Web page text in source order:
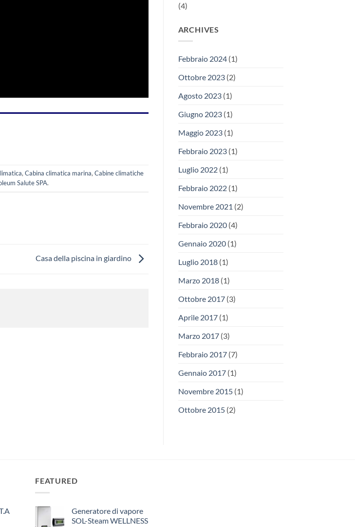
,Cabina climatica marina,Cabine climatiche
Salute SPA.
Casa della piscina in giardino
(4)
ARCHIVES
Febbraio 2024(1)
Ottobre 2023(2)
Agosto 2023(1)
Giugno 2023(1)
Maggio 2023(1)
Febbraio 2023(1)
Luglio 2022(1)
Febbraio 2022(1)
Novembre 2021 (2)
Febbraio 2020(4)
Gennaio 2020(1)
Luglio 2018(1)
Marzo 2018(1)
Ottobre 2017(3)
Aprile 2017(1)
Marzo 2017(3)
Febbraio 2017(7)
Gennaio 2017(1)
Novembre 2015(1)
Ottobre 2015(2)
FEATURED
Generatore di vapore
SOL-Steam WELLNESS